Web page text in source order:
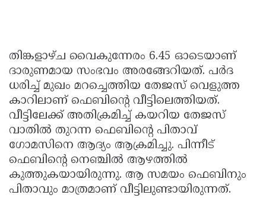
തിങ്കളാഴ്ച വൈകുന്നേരം 6.45 ഓടെയാണ്
ദാരുണമായ സംഭവം അരങ്ങേറിയത്. പർദ
ധരിച്ച് മുഖം മറച്ചെത്തിയ തേജസ് വെളുത്ത
കാറിലാണ് ഫെബിന്റെ വീട്ടിലെത്തിയത്.
വീട്ടിലേക്ക് അതിക്രമിച്ച് കയറിയ തേജസ്
വാതിൽ തുറന്ന ഫെബിന്റെ പിതാവ്
ഗോമസിനെ ആദ്യം ആക്രമിച്ചു. പിന്നീട്
ഫെബിന്റെ നെഞ്ചിൽ ആഴത്തിൽ
കുത്തുകയായിരുന്നു. ആ സമയം ഫെബിനും
പിതാവും മാത്രമാണ് വീട്ടിലുണ്ടായിരുന്നത്.